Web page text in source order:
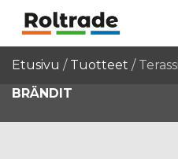
Etusivu / Tuotteet /
BRÄNDIT